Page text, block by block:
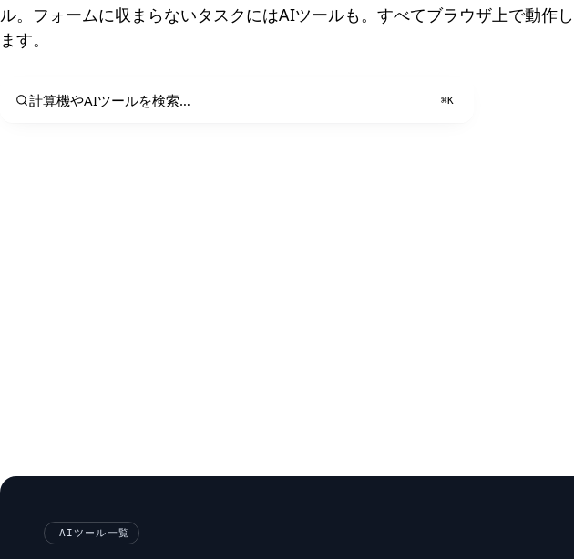
ル。フォームに収まらないタスクにはAIツールも。すべてブラウザ上で動作し
ます。
計算機やAIツールを検索… ⌘K
AIツール一覧